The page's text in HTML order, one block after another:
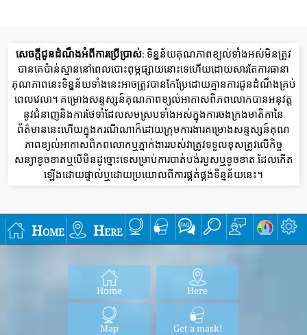
សេចក្តីជូនដំណឹងអំពីការប្រើប្រាស់: ទិន្នន័យគុណភាពខ្យល់ទាំងអស់មិនត្រូវ
បានគេប៉ាន់ស្មាននៅពេលបោះពុម្ភផ្សាយនោះទេហើយដោយសារតែការធានា
គុណភាពនេះទិន្នន័យទាំងនេះអាចត្រូវបានកែប្រែដោយគ្មានការជូនដំណឹងគ្រប់
ពេលវេលា។ គម្រោងសន្ទស្សន៍គុណភាពខ្យល់អាកាសពិភពលោកបានអនុវត្ត
នូវជំនាញនិងការថែទាំដែលសមស្របទាំងអស់ក្នុងការចងក្រងមាតិកានៃ
ព័ត៌មាននេះហើយក្នុងករណីណាក៏ដោយក្រុមការងារគម្រោងសន្ទស្សន៍គុណ
ភាពខ្យល់អាកាសពិភពលោកឬភ្នាក់ងាររបស់វាត្រូវទទួលខុសត្រូវលើកិច្ច
សន្យាខូចខាតឬបើមិនដូច្នោះទេសម្រាប់ការបាត់បង់របួសឬខូចខាត ដែលកើត
ឡើងដោយផ្ទាល់ឬដោយប្រយោលពីការផ្គត់ផ្គង់ទិន្នន័យនេះ។
Home Here
Home Here
Map Get a mask!